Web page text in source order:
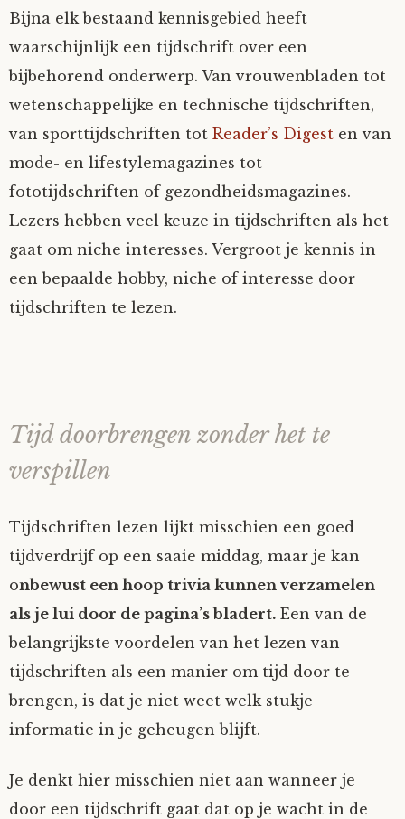
Bijna elk bestaand kennisgebied heeft
waarschijnlijk een tijdschrift over een
bijbehorend onderwerp. Van vrouwenbladen tot
wetenschappelijke en technische tijdschriften,
van sporttijdschriften tot Reader’s Digest en van
mode- en lifestylemagazines tot
fototijdschriften of gezondheidsmagazines.
Lezers hebben veel keuze in tijdschriften als het
gaat om niche interesses. Vergroot je kennis in
een bepaalde hobby, niche of interesse door
tijdschriften te lezen.
Tijd doorbrengen zonder het te
verspillen
Tijdschriften lezen lijkt misschien een goed
tijdverdrijf op een saaie middag, maar je kan
onbewust een hoop trivia kunnen verzamelen
als je lui door de pagina’s bladert. Een van de
belangrijkste voordelen van het lezen van
tijdschriften als een manier om tijd door te
brengen, is dat je niet weet welk stukje
informatie in je geheugen blijft.
Je denkt hier misschien niet aan wanneer je
door een tijdschrift gaat dat op je wacht in de